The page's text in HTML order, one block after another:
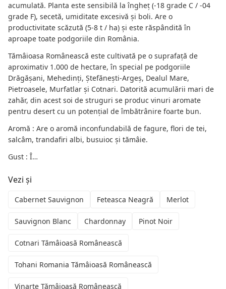
acumulată. Planta este sensibilă la îngheț (-18 grade C / -04
grade F), secetă, umiditate excesivă și boli. Are o
productivitate scăzută (5-8 t / ha) și este răspândită în
aproape toate podgoriile din România.
Tămâioasa Românească este cultivată pe o suprafață de
aproximativ 1.000 de hectare, în special pe podgoriile
Drăgășani, Mehedinți, Ștefănești-Argeș, Dealul Mare,
Pietroasele, Murfatlar și Cotnari. Datorită acumulării mari de
zahăr, din acest soi de struguri se produc vinuri aromate
pentru desert cu un potențial de îmbătrânire foarte bun.
Aromă : Are o aromă inconfundabilă de fagure, flori de tei,
salcâm, trandafiri albi, busuioc și tămâie.
Gust : Î…
Vezi și
Cabernet Sauvignon Feteasca Neagră Merlot
Sauvignon Blanc Chardonnay Pinot Noir
Cotnari Tămâioasă Românească
Tohani Romania Tămâioasă Românească
Vinarte Tămâioasă Românească